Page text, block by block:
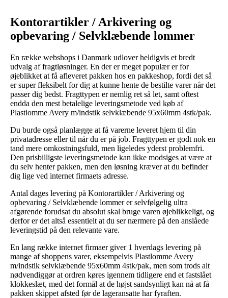
Kontorartikler / Arkivering og
opbevaring / Selvklæbende lommer
En række webshops i Danmark udlover heldigvis et bredt
udvalg af fragtløsninger. En der er meget populær er for
øjeblikket at få afleveret pakken hos en pakkeshop, fordi det så
er super fleksibelt for dig at kunne hente de bestilte varer når det
passer dig bedst. Fragttypen er nemlig ret så let, samt oftest
endda den mest betalelige leveringsmetode ved køb af
Plastlomme Avery m/indstik selvklæbende 95x60mm 4stk/pak.
Du burde også planlægge at få varerne leveret hjem til din
privatadresse eller til når du er på job. Fragttypen er godt nok en
tand mere omkostningsfuld, men ligeledes yderst problemfri.
Den prisbilligste leveringsmetode kan ikke modsiges at være at
du selv henter pakken, men den løsning kræver at du befinder
dig lige ved internet firmaets adresse.
Antal dages levering på Kontorartikler / Arkivering og
opbevaring / Selvklæbende lommer er selvfølgelig ultra
afgørende forudsat du absolut skal bruge varen øjeblikkeligt, og
derfor er det altså essentielt at du ser nærmere på den anslåede
leveringstid på den relevante vare.
En lang række internet firmaer giver 1 hverdags levering på
mange af shoppens varer, eksempelvis Plastlomme Avery
m/indstik selvklæbende 95x60mm 4stk/pak, men som trods alt
nødvendiggør at ordren køres igennem tidligere end et fastslået
klokkeslæt, med det formål at de højst sandsynligt kan nå at få
pakken skippet afsted før de lageransatte har fyraften.